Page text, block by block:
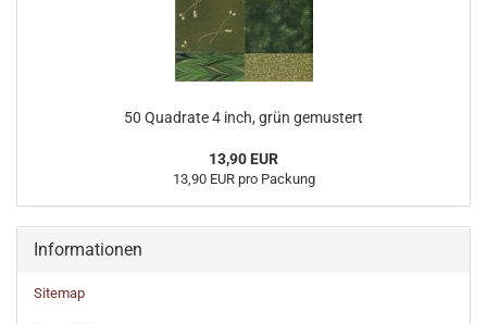
50 Quadrate 4 inch, grün gemustert
13,90 EUR
13,90 EUR pro Packung
Informationen
Sitemap